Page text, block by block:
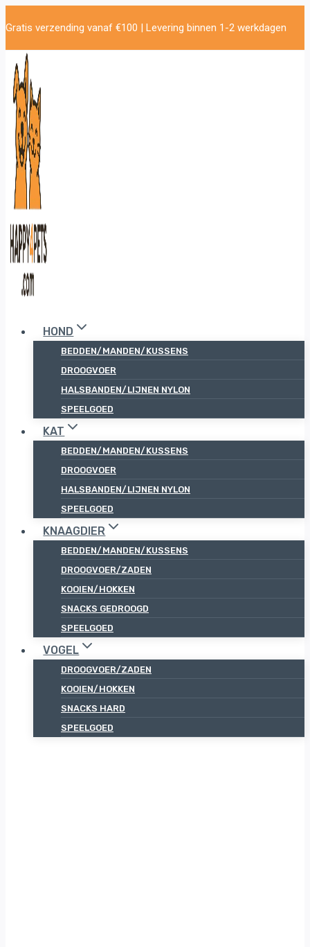
naar
inhoud
Gratis verzending vanaf €100 | Levering binnen 1-2 werkdagen
HOND
BEDDEN/MANDEN/KUSSENS
DROOGVOER
HALSBANDEN/LIJNEN NYLON
SPEELGOED
KAT
BEDDEN/MANDEN/KUSSENS
DROOGVOER
HALSBANDEN/LIJNEN NYLON
SPEELGOED
KNAAGDIER
BEDDEN/MANDEN/KUSSENS
DROOGVOER/ZADEN
KOOIEN/HOKKEN
SNACKS GEDROOGD
SPEELGOED
VOGEL
DROOGVOER/ZADEN
KOOIEN/HOKKEN
SNACKS HARD
SPEELGOED